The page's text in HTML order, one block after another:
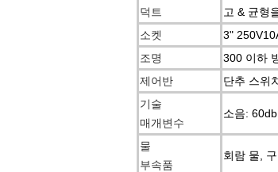
덕트
고 & 균형
소켓
3"
조명
300 이하
제어반
단추 스위
기술
매개변수
소음:
물
부속품
회람 물,